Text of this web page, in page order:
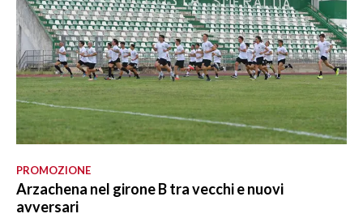
PROMOZIONE
Arzachena nel girone B tra vecchi e nuovi
avversari